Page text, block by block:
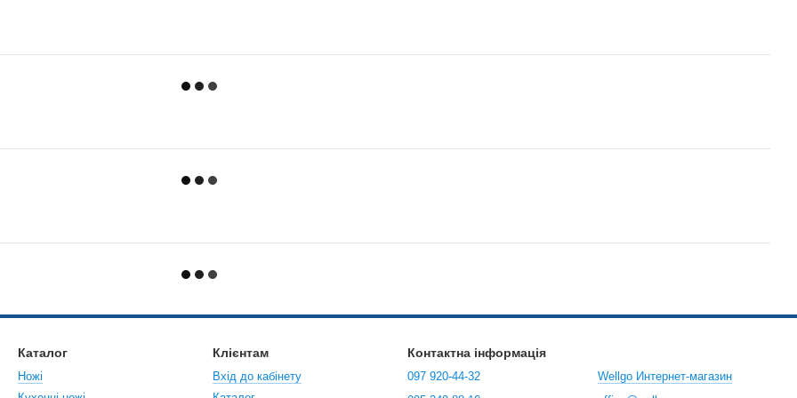
Каталог
Ножі
Клієнтам
Вхід до кабінету
Контактна інформація
097 920-44-32
Wellgo Интернет-магазин